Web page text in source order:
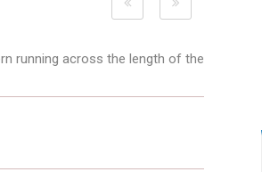
running across the length of the